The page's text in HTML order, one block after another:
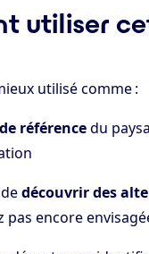
utiliser
utilisé comme :
référencedu
découvrir des
pas encore